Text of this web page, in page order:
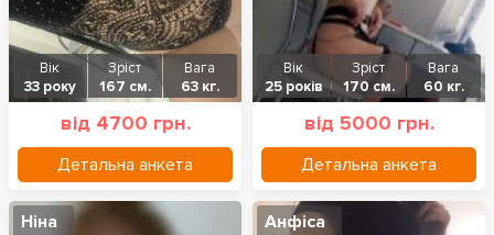
Вік
33 року
Зріст
167 см.
Вага
63 кг.
від 4700 грн.
Детальна анкета
Вік
25 років
Зріст
170 см.
Вага
60 кг.
від 5000 грн.
Детальна анкета
Ніна Анфіса